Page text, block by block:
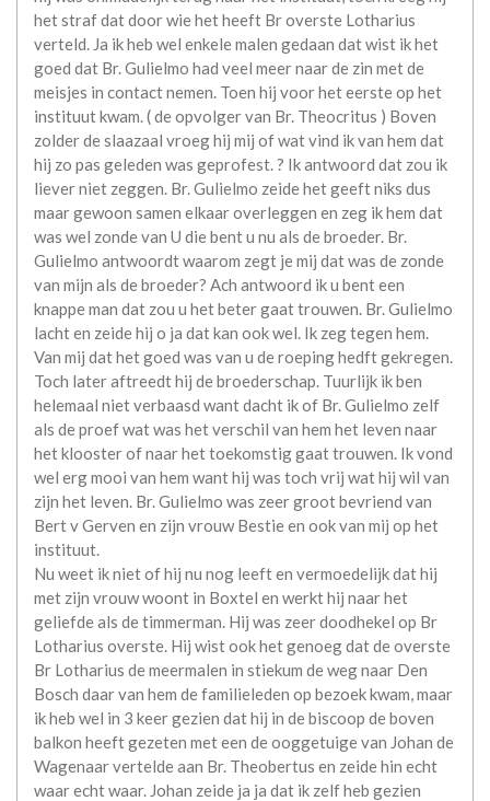
het straf dat door wie het heeft Br overste Lotharius
verteld. Ja ik heb wel enkele malen gedaan dat wist ik het
goed dat Br. Gulielmo had veel meer naar de zin met de
meisjes in contact nemen. Toen hij voor het eerste op het
instituut kwam. ( de opvolger van Br. Theocritus ) Boven
zolder de slaazaal vroeg hij mij of wat vind ik van hem dat
hij zo pas geleden was geprofest. ? Ik antwoord dat zou ik
liever niet zeggen. Br. Gulielmo zeide het geeft niks dus
maar gewoon samen elkaar overleggen en zeg ik hem dat
was wel zonde van U die bent u nu als de broeder. Br.
Gulielmo antwoordt waarom zegt je mij dat was de zonde
van mijn als de broeder? Ach antwoord ik u bent een
knappe man dat zou u het beter gaat trouwen. Br. Gulielmo
lacht en zeide hij o ja dat kan ook wel. Ik zeg tegen hem.
Van mij dat het goed was van u de roeping hedft gekregen.
Toch later aftreedt hij de broederschap. Tuurlijk ik ben
helemaal niet verbaasd want dacht ik of Br. Gulielmo zelf
als de proef wat was het verschil van hem het leven naar
het klooster of naar het toekomstig gaat trouwen. Ik vond
wel erg mooi van hem want hij was toch vrij wat hij wil van
zijn het leven. Br. Gulielmo was zeer groot bevriend van
Bert v Gerven en zijn vrouw Bestie en ook van mij op het
instituut.
Nu weet ik niet of hij nu nog leeft en vermoedelijk dat hij
met zijn vrouw woont in Boxtel en werkt hij naar het
geliefde als de timmerman. Hij was zeer doodhekel op Br
Lotharius overste. Hij wist ook het genoeg dat de overste
Br Lotharius de meermalen in stiekum de weg naar Den
Bosch daar van hem de familieleden op bezoek kwam, maar
ik heb wel in 3 keer gezien dat hij in de biscoop de boven
balkon heeft gezeten met een de ooggetuige van Johan de
Wagenaar vertelde aan Br. Theobertus en zeide hin echt
waar echt waar. Johan zeide ja ja dat ik zelf heb gezien